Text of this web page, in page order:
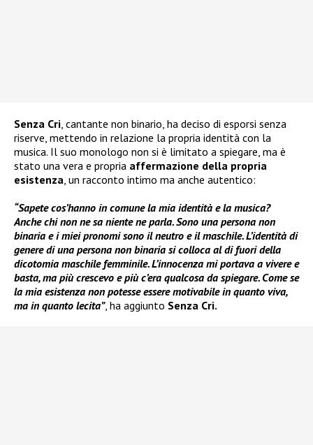
Senza Cri, cantante non binario, ha deciso di esporsi senza
riserve, mettendo in relazione la propria identità con la
musica. Il suo monologo non si è limitato a spiegare, ma è
stato una vera e propria affermazione della propria
esistenza, un racconto intimo ma anche autentico:
“Sapete cos’hanno in comune la mia identità e la musica?
Anche chi non ne sa niente ne parla. Sono una persona non
binaria e i miei pronomi sono il neutro e il maschile. L’identità di
genere di una persona non binaria si colloca al di fuori della
dicotomia maschile femminile. L’innocenza mi portava a vivere e
basta, ma più crescevo e più c’era qualcosa da spiegare. Come se
la mia esistenza non potesse essere motivabile in quanto viva,
ma in quanto lecita”, ha aggiunto Senza Cri.